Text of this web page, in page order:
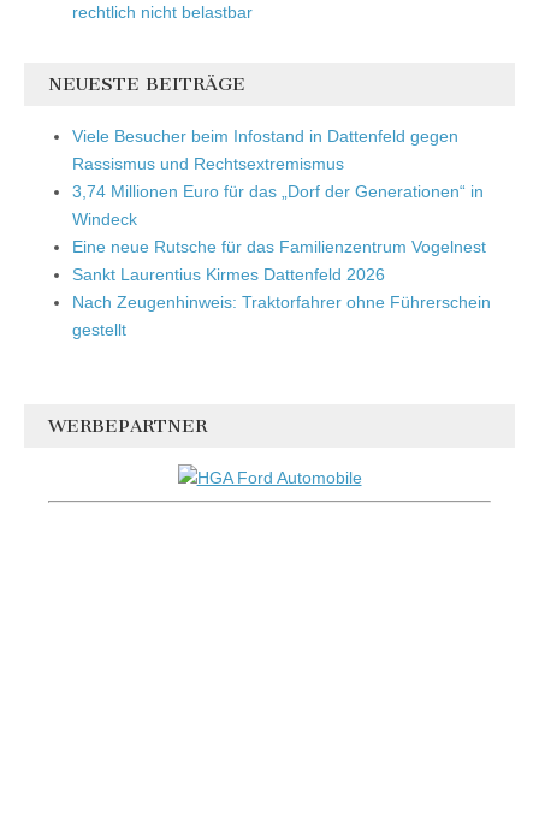
rechtlich nicht belastbar
NEUESTE BEITRÄGE
Viele Besucher beim Infostand in Dattenfeld gegen
Rassismus und Rechtsextremismus
3,74 Millionen Euro für das „Dorf der Generationen“ in
Windeck
Eine neue Rutsche für das Familienzentrum Vogelnest
Sankt Laurentius Kirmes Dattenfeld 2026
Nach Zeugenhinweis: Traktorfahrer ohne Führerschein
gestellt
WERBEPARTNER